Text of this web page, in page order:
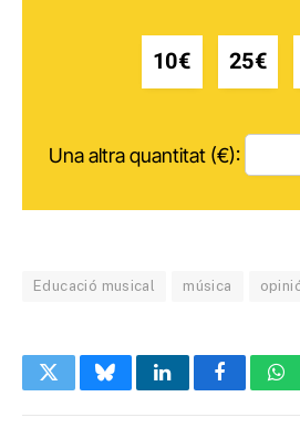
10€ 25€
Una altra quantitat (€):
Educació musical música
TwitterBlueskyLinkedInFacebook